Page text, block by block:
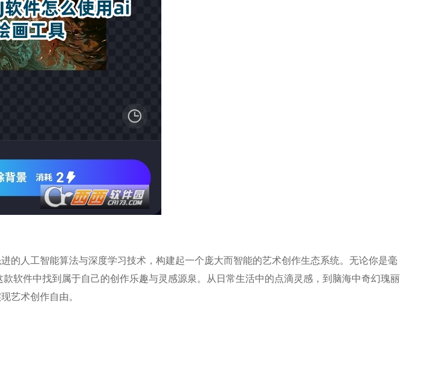
的人工智能算法与深度学习技术，构建起一个庞大而智能的艺术创作生态系统。无论你是毫
软件中找到属于自己的创作乐趣与灵感源泉。从日常生活中的点滴灵感，到脑海中奇幻瑰丽
艺术创作自由。